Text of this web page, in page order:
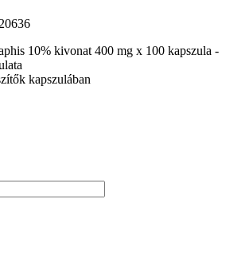
10% kivonat 400 mg x 100 kapszula -
kapszulában